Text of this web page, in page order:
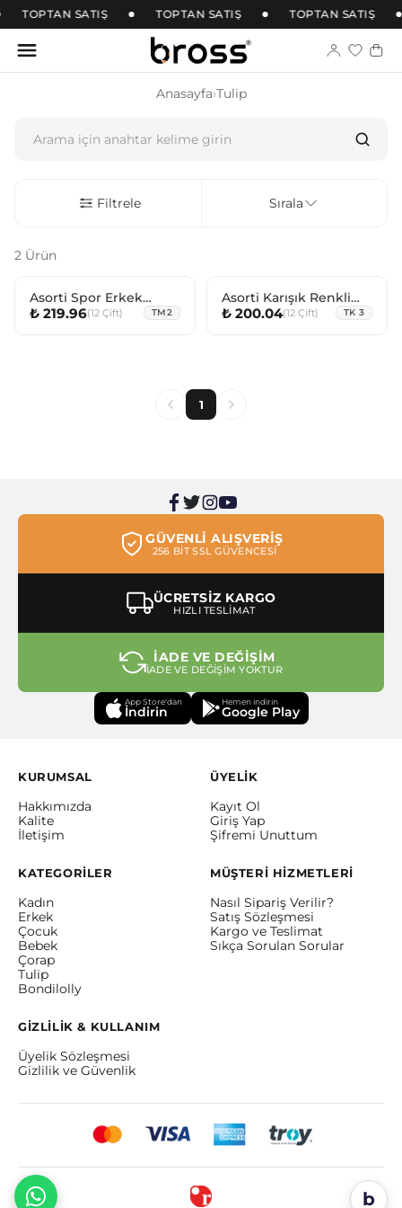
TOPTAN SATIŞ TOPTAN SATIŞ TOPTAN SATIŞ
Anasayfa›Tulip
Filtrele Sırala
2 Ürün
Asorti Spor Erkek
Soket
₺ 219.96(12 Çift) TM2
Asorti Karışık Renkli
File Çocuk Görünmez
₺ 200.04(12 Çift) TK 3
1
GÜVENLİ ALIŞVERİŞ
256 BİT SSL GÜVENCESİ
ÜCRETSİZ KARGO
HIZLI TESLİMAT
İADE VE DEĞİŞİM
İADE VE DEĞİŞİM YOKTUR
App Store'dan
İndirin
Hemen indirin
Google Play
KURUMSAL
Hakkımızda
Kalite
İletişim
ÜYELİK
Kayıt Ol
Giriş Yap
Şifremi Unuttum
KATEGORİLER
Kadın
Erkek
Çocuk
Bebek
Çorap
Tulip
Bondilolly
MÜŞTERİ HİZMETLERİ
Nasıl Sipariş Verilir?
Satış Sözleşmesi
Kargo ve Teslimat
Sıkça Sorulan Sorular
GİZLİLİK & KULLANIM
Üyelik Sözleşmesi
Gizlilik ve Güvenlik
b